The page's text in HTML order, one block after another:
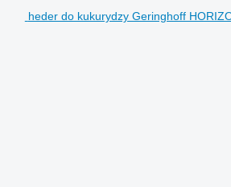
heder do kukurydzy Geringhoff